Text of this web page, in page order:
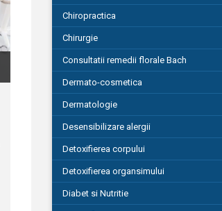
Chiropractica
Chirurgie
Consultatii remedii florale Bach
Dermato-cosmetica
Dermatologie
Desensibilizare alergii
Detoxifierea corpului
Detoxifierea organsimului
Diabet si Nutritie